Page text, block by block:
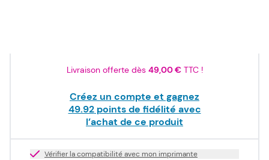
Livraison offerte dès 49,00 €TTC !
Créez un compte et gagnez
49.92points de fidélité avec
l’achat de ce produit
Vérifier la compatibilité avec mon imprimante